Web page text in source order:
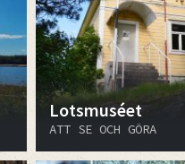
Lotsmuséet
ATT SE OCH GÖRA